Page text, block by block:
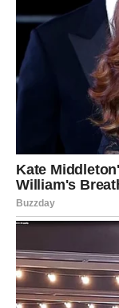
ruku pod
Škorpija ulazi u
emocionalne
razgovore koji
padaju.
Ako si u vezi,
gde su problemi.
vidi do srži.